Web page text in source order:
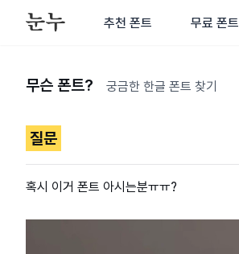
추천 폰트 무료 폰트
무슨 폰트? 궁금한 한글 폰트 찾기
질문
혹시 이거 폰트 아시는분ㅠㅠ?